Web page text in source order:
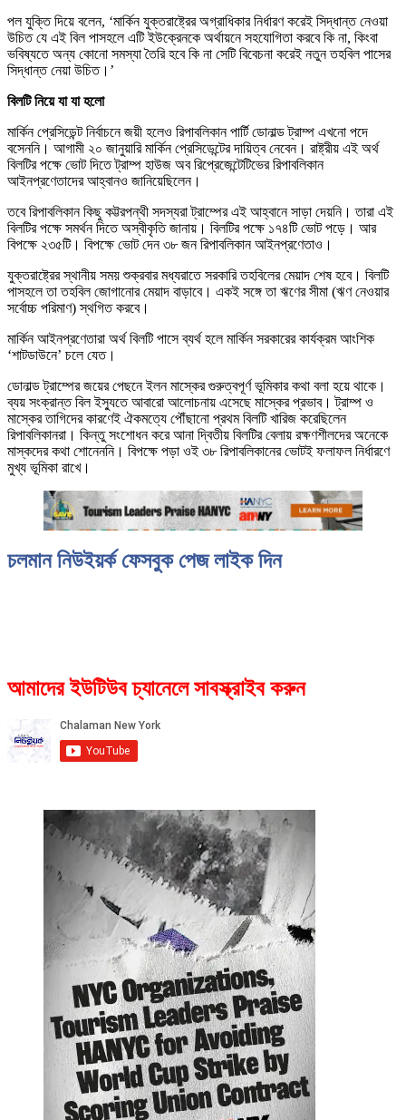
পল যুক্তি দিয়ে বলেন, ‘মার্কিন যুক্তরাষ্ট্রের অগ্রাধিকার নির্ধারণ করেই সিদ্ধান্ত নেওয়া
উচিত যে এই বিল পাসহলে এটি ইউক্রেনকে অর্থায়নে সহযোগিতা করবে কি না, কিংবা
ভবিষ্যতে অন্য কোনো সমস্যা তৈরি হবে কি না সেটি বিবেচনা করেই নতুন তহবিল পাসের
সিদ্ধান্ত নেয়া উচিত।’
বিলটি নিয়ে যা যা হলো
মার্কিন প্রেসিডেন্ট নির্বাচনে জয়ী হলেও রিপাবলিকান পার্টি ডোনাল্ড ট্রাম্প এখনো পদে
বসেননি। আগামী ২০ জানুয়ারি মার্কিন প্রেসিডেন্টের দায়িত্ব নেবেন। রাষ্ট্রীয় এই অর্থ
বিলটির পক্ষে ভোট দিতে ট্রাম্প হাউজ অব রিপ্রেজেন্টেটিভের রিপাবলিকান
আইনপ্রণেতাদের আহ্বানও জানিয়েছিলেন।
তবে রিপাবলিকান কিছু কট্টরপন্থী সদস্যরা ট্রাম্পের এই আহ্বানে সাড়া দেয়নি। তারা এই
বিলটির পক্ষে সমর্থন দিতে অস্বীকৃতি জানায়। বিলটির পক্ষে ১৭৪টি ভোট পড়ে। আর
বিপক্ষে ২৩৫টি। বিপক্ষে ভোট দেন ৩৮ জন রিপাবলিকান আইনপ্রণেতাও।
যুক্তরাষ্ট্রের স্থানীয় সময় শুক্রবার মধ্যরাতে সরকারি তহবিলের মেয়াদ শেষ হবে। বিলটি
পাসহলে তা তহবিল জোগানোর মেয়াদ বাড়াবে। একই সঙ্গে তা ঋণের সীমা (ঋণ নেওয়ার
সর্বোচ্চ পরিমাণ) স্থগিত করবে।
মার্কিন আইনপ্রণেতারা অর্থ বিলটি পাসে ব্যর্থ হলে মার্কিন সরকারের কার্যক্রম আংশিক
‘শাটডাউনে’ চলে যেত।
ডোনাল্ড ট্রাম্পের জয়ের পেছনে ইলন মাস্কের গুরুত্বপূর্ণ ভূমিকার কথা বলা হয়ে থাকে।
ব্যয় সংক্রান্ত বিল ইস্যুতে আবারো আলোচনায় এসেছে মাস্কের প্রভাব। ট্রাম্প ও
মাস্কের তাগিদের কারণেই ঐকমত্যে পৌঁছানো প্রথম বিলটি খারিজ করেছিলেন
রিপাবলিকানরা। কিন্তু সংশোধন করে আনা দ্বিতীয় বিলটির বেলায় রক্ষণশীলদের অনেকে
মাস্কদের কথা শোনেননি। বিপক্ষে পড়া ওই ৩৮ রিপাবলিকানের ভোটই ফলাফল নির্ধারণে
মুখ্য ভূমিকা রাখে।
চলমান নিউইয়র্ক ফেসবুক পেজ লাইক দিন
আমাদের ইউটিউব চ্যানেলে সাবস্ক্রাইব করুন